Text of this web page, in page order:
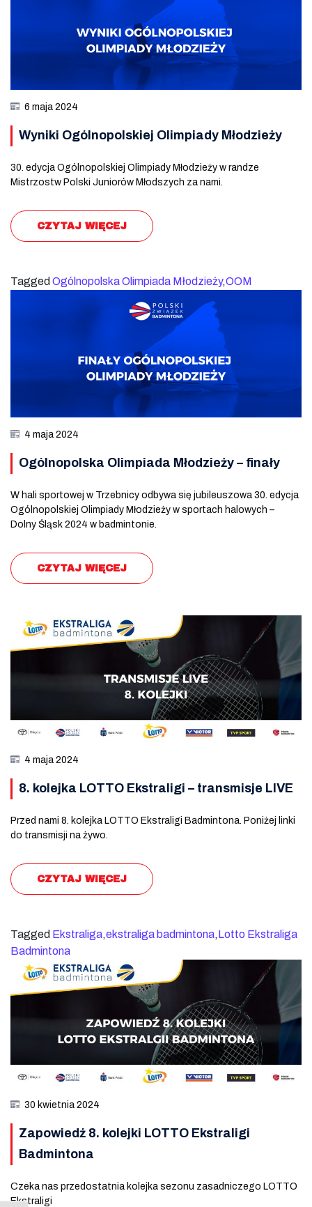
6 maja 2024
Wyniki Ogólnopolskiej Olimpiady Młodzieży
30. edycja Ogólnopolskiej Olimpiady Młodzieży w randze
Mistrzostw Polski Juniorów Młodszych za nami.
CZYTAJ WIĘCEJ
Tagged Ogólnopolska Olimpiada Młodzieży,OOM
4 maja 2024
Ogólnopolska Olimpiada Młodzieży – finały
W hali sportowej w Trzebnicy odbywa się jubileuszowa 30. edycja
Ogólnopolskiej Olimpiady Młodzieży w sportach halowych –
Dolny Śląsk 2024 w badmintonie.
CZYTAJ WIĘCEJ
4 maja 2024
8. kolejka LOTTO Ekstraligi – transmisje LIVE
Przed nami 8. kolejka LOTTO Ekstraligi Badmintona. Poniżej linki
do transmisji na żywo.
CZYTAJ WIĘCEJ
Tagged Ekstraliga,ekstraliga badmintona,Lotto Ekstraliga
Badmintona
30 kwietnia 2024
Zapowiedź 8. kolejki LOTTO Ekstraligi
Badmintona
Czeka nas przedostatnia kolejka sezonu zasadniczego LOTTO
Ekstraligi